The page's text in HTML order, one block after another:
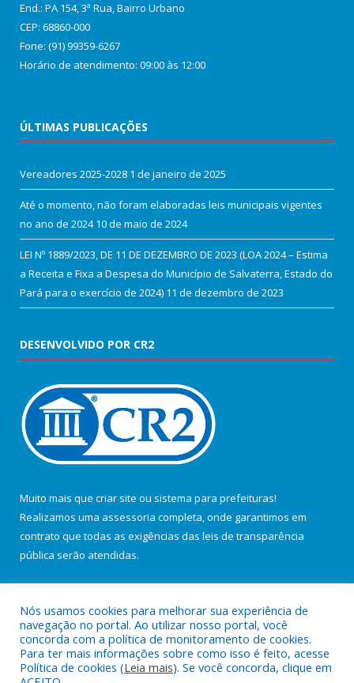
End.: PA 154, 3ª Rua, Bairro Urbano
CEP: 68860‑000
Fone: (91) 99359-6267
Horário de atendimento: 09:00 às 12:00
ÚLTIMAS PUBLICAÇÕES
Vereadores 2025-2028 1 de janeiro de 2025
Até o momento, não foram elaboradas leis municipais vigentes
no ano de 2024 10 de maio de 2024
LEI Nº 1889/2023, DE 11 DE DEZEMBRO DE 2023 (LOA 2024 – Estima
a Receita e Fixa a Despesa do Município de Salvaterra, Estado do
Pará para o exercício de 2024) 11 de dezembro de 2023
DESENVOLVIDO POR CR2
Muito mais que criar site ou sistema para prefeituras!
Realizamos uma assessoria completa, onde garantimos em
contrato que todas as exigências das leis de transparência
pública serão atendidas.
Todos os direitos reservados a Câmara Municipal de Salvaterra.
Nós usamos cookies para melhorar sua experiência de
navegação no portal. Ao utilizar nosso portal, você
concorda com a política de monitoramento de cookies.
Para ter mais informações sobre como isso é feito, acesse
Política de cookies (Leia mais). Se você concorda, clique em